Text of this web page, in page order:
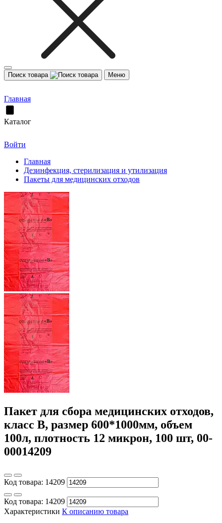
Поиск товара Меню
Главная
Каталог
Войти
Главная
Дезинфекция, стерилизация и утилизация
Пакеты для медицинских отходов
Пакет для сбора медицинских отходов,
класс В, размер 600*1000мм, объем
100л, плотность 12 микрон, 100 шт, 00-
00014209
Код товара: 14209
Код товара: 14209
Характеристики К описанию товара